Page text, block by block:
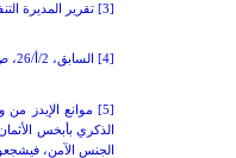
[3] تقرير المديرة التنفيذية لعام 2003: معالم البرنامج، البند 13 من جدول الأعمال المؤقت،
[4] السابق، 2/أ/26، ص 14-15.
[5] موانع الإيدز من وجهة نظر الصندوق ما يسمونها الـ (ِ
الذكري بأبخس
الجنس الآمن،